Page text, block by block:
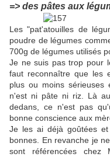
=> des pâtes aux
Les "pat'atouilles de
poudre de légumes
700g de légumes utilisés
Je ne suis pas trop pour
faut reconnaître que les
plus ou moins sérieuses
n'est ni pâte ni riz. Là
dedans, ce n'est pas
bonne conscience aux
Je les ai déjà goûtées
bonnes. En revanche je
sont référencées chez